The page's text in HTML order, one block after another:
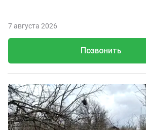
Позвонить
7 августа 2026